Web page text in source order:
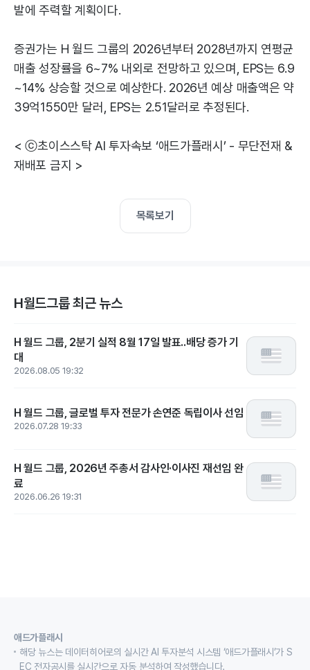
발에 주력할 계획이다.
증권가는 H 월드 그룹의 2026년부터 2028년까지 연평균
매출 성장률을 6~7% 내외로 전망하고 있으며, EPS는 6.9
~14% 상승할 것으로 예상한다. 2026년 예상 매출액은 약
39억1550만 달러, EPS는 2.51달러로 추정된다.
< ⓒ초이스스탁 AI 투자속보 ‘애드가플래시’ - 무단전재 &
재배포 금지 >
목록보기
H월드그룹 최근 뉴스
H 월드 그룹, 2분기 실적 8월 17일 발표..배당 증가 기
대
2026.08.05 19:32
H 월드 그룹, 글로벌 투자 전문가 손연준 독립이사 선임
2026.07.28 19:33
H 월드 그룹, 2026년 주총서 감사인·이사진 재선임 완
료
2026.06.26 19:31
애드가플래시
해당 뉴스는 데이터히어로의 실시간 AI 투자분석 시스템 ‘애드가플래시’가 S
EC 전자공시를 실시간으로 자동 분석하여 작성했습니다.